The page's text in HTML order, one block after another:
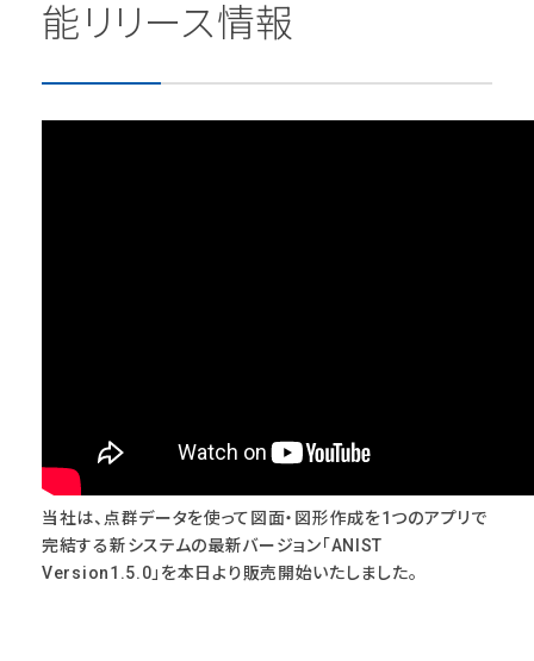
能リリース情報
当社は、点群データを使って図面・図形作成を1つのアプリで
完結する新システムの最新バージョン「ANIST
Version1.5.0」を本日より販売開始いたしました。